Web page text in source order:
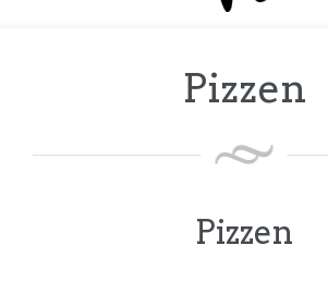
Pizzen
Pizzen